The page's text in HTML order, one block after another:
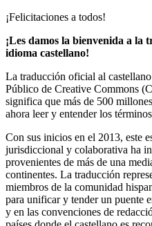
¡Felicitaciones a todos!
¡Les damos la bienvenida a la
idioma castellano!
La traducción oficial al
Público de Creative Commons
significa que más de 500
ahora leer y entender los
Con sus inicios en el 2013, este
jurisdiccional y colaborativa ha
provenientes de más de una
continentes. La traducción
miembros de la comunidad
para unificar y tender un puente
y en las convenciones de